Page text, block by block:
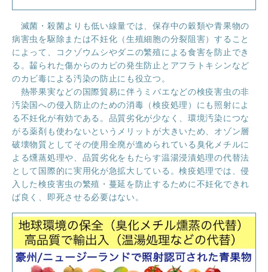
滅菌・殺菌よりも低い線量では、保存中の穀類や青果物の
病害虫を駆除または不妊化（生殖細胞の分裂阻害）すること
によって、コクゾウムシやダニの繁殖による食害を防止でき
る。齧られた傷からのカビの発生防止とアフラトキシンなど
のカビ毒による汚染の防止にも役立つ。
熱帯果実などの国際貿易に伴うミバエなどの検疫害虫の非
汚染国への侵入防止のための消毒（検疫処理）にも照射によ
る不妊化が有効である。品質劣化が少なく、環境汚染につな
がる薬剤も使わないというメリットが大きいため、オゾン層
破壊物質としてその使用全廃が進められている臭化メチルに
よる燻蒸処理や、品質劣化をもたらす温湯浸漬処理の代替法
として国際的に実用化が急拡大している。検疫処理では、侵
入した検疫害虫の繁殖・蔓延を防止するために不妊化できれ
ば良く、即死させる必要はない。